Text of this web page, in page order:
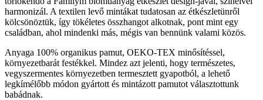
harmonizál. A textilen levő mintákat tudatosan az étkészletünről
kölcsönöztük, így tökéletes összhangot alkotnak, pont mint egy
családban, ahol mindenki más, mégis van bennünk valami közös.
Anyaga 100% organikus pamut, OEKO-TEX minősítéssel,
környezetbarát festékkel. Mindez azt jelenti, hogy természetes,
vegyszermentes környezetben termesztett gyapotból, a lehető
legkímélőbb módon gyártott és mintázott pamutot választottunk
babádnak.